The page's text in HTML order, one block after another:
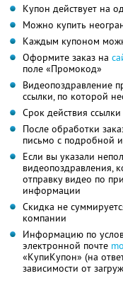
Купон действует на
Можно купить
Каждым купоном
Оформите заказ на
поле «Промокод»
Видеопоздравление
ссылки, по которой
Срок действия
После обработки
письмо с подробной
Если вы указали
видеопоздравления,
отправку видео по
информации
Скидка не
компании
Информацию по
электронной почте
«КупиКупон» (на
зависимости от